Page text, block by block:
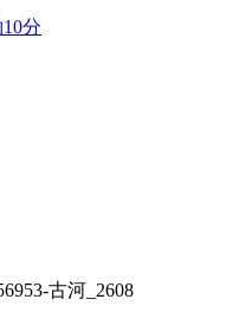
分
古河_2608